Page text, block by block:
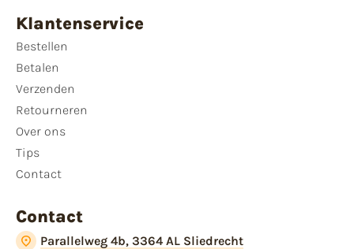
Klantenservice
Bestellen
Betalen
Verzenden
Retourneren
Over ons
Tips
Contact
Contact
Parallelweg 4b, 3364 AL Sliedrecht